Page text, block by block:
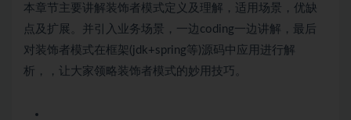
本章节主要讲解装饰者模式定义及理解，适用场景，优缺
点及扩展。并引入业务场景，一边coding一边讲解，最后
对装饰者模式在框架(jdk+spring等)源码中应用进行解
析，，让大家领略装饰者模式的妙用技巧。